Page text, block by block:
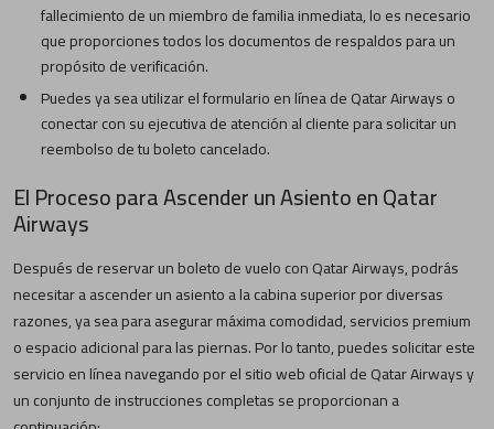
fallecimiento de un miembro de familia inmediata, lo es necesario
que proporciones todos los documentos de respaldos para un
propósito de verificación.
Puedes ya sea utilizar el formulario en línea de Qatar Airways o
conectar con su ejecutiva de atención al cliente para solicitar un
reembolso de tu boleto cancelado.
El Proceso para Ascender un Asiento en Qatar
Airways
Después de reservar un boleto de vuelo con Qatar Airways, podrás
necesitar a ascender un asiento a la cabina superior por diversas
razones, ya sea para asegurar máxima comodidad, servicios premium
o espacio adicional para las piernas. Por lo tanto, puedes solicitar este
servicio en línea navegando por el sitio web oficial de Qatar Airways y
un conjunto de instrucciones completas se proporcionan a